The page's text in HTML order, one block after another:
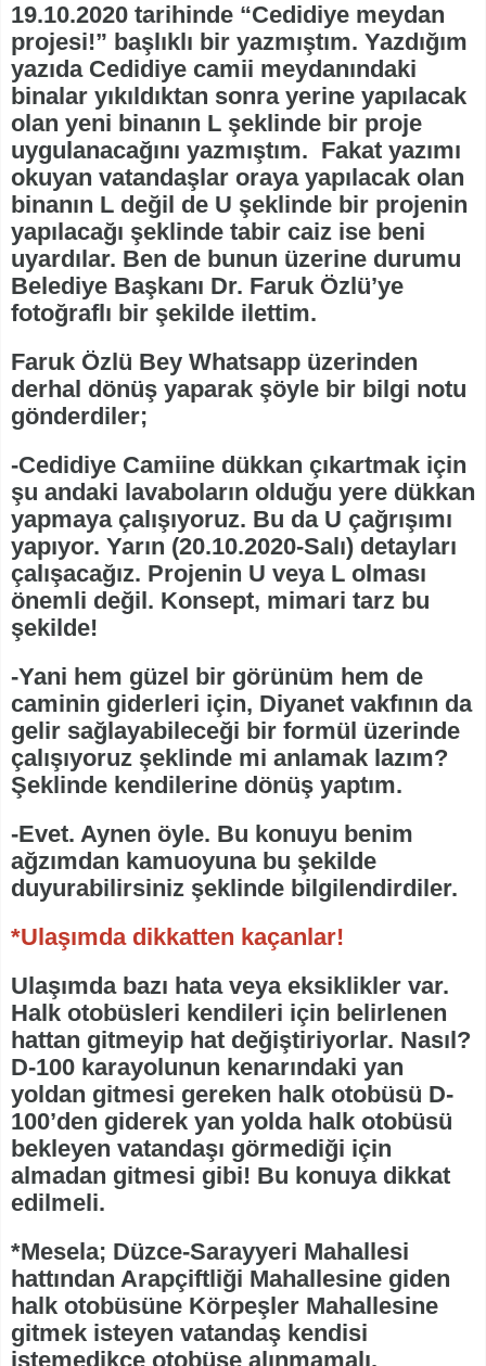
19.10.2020 tarihinde “Cedidiye meydan
projesi!” başlıklı bir yazmıştım. Yazdığım
yazıda Cedidiye camii meydanındaki
binalar yıkıldıktan sonra yerine yapılacak
olan yeni binanın L şeklinde bir proje
uygulanacağını yazmıştım. Fakat yazımı
okuyan vatandaşlar oraya yapılacak olan
binanın L değil de U şeklinde bir projenin
yapılacağı şeklinde tabir caiz ise beni
uyardılar. Ben de bunun üzerine durumu
Belediye Başkanı Dr. Faruk Özlü’ye
fotoğraflı bir şekilde ilettim.
Faruk Özlü Bey Whatsapp üzerinden
derhal dönüş yaparak şöyle bir bilgi notu
gönderdiler;
-Cedidiye Camiine dükkan çıkartmak için
şu andaki lavaboların olduğu yere dükkan
yapmaya çalışıyoruz. Bu da U çağrışımı
yapıyor. Yarın (20.10.2020-Salı) detayları
çalışacağız. Projenin U veya L olması
önemli değil. Konsept, mimari tarz bu
şekilde!
-Yani hem güzel bir görünüm hem de
caminin giderleri için, Diyanet vakfının da
gelir sağlayabileceği bir formül üzerinde
çalışıyoruz şeklinde mi anlamak lazım?
Şeklinde kendilerine dönüş yaptım.
-Evet. Aynen öyle. Bu konuyu benim
ağzımdan kamuoyuna bu şekilde
duyurabilirsiniz şeklinde bilgilendirdiler.
*Ulaşımda dikkatten kaçanlar!
Ulaşımda bazı hata veya eksiklikler var.
Halk otobüsleri kendileri için belirlenen
hattan gitmeyip hat değiştiriyorlar. Nasıl?
D-100 karayolunun kenarındaki yan
yoldan gitmesi gereken halk otobüsü D-
100’den giderek yan yolda halk otobüsü
bekleyen vatandaşı görmediği için
almadan gitmesi gibi! Bu konuya dikkat
edilmeli.
*Mesela; Düzce-Sarayyeri Mahallesi
hattından Arapçiftliği Mahallesine giden
halk otobüsüne Körpeşler Mahallesine
gitmek isteyen vatandaş kendisi
istemedikçe otobüse alınmamalı.